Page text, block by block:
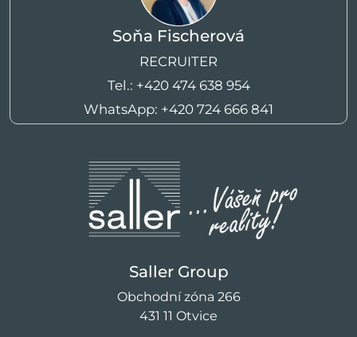
Soňa Fischerová
RECRUITER
Tel.: +420 474 638 954
WhatsApp: +420 724 666 841
Saller Group
Obchodní zóna 266
431 11 Otvice